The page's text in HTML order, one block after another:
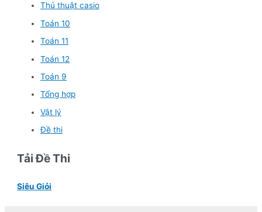
Thủ thuật casio
Toán 10
Toán 11
Toán 12
Toán 9
Tổng hợp
Vật lý
Đề thi
Tải Đề Thi
Siêu Giỏi